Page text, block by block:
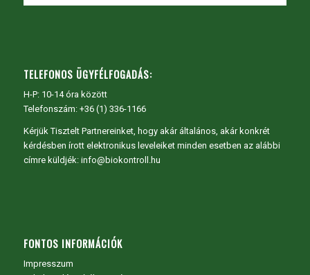
TELEFONOS ÜGYFÉLFOGADÁS:
H-P: 10-14 óra között
Telefonszám: +36 (1) 336-1166
Kérjük Tisztelt Partnereinket, hogy akár általános, akár konkrét
kérdésben írott elektronikus leveleiket minden esetben az alábbi
címre küldjék: info@biokontroll.hu
FONTOS INFORMÁCIÓK
Impresszum